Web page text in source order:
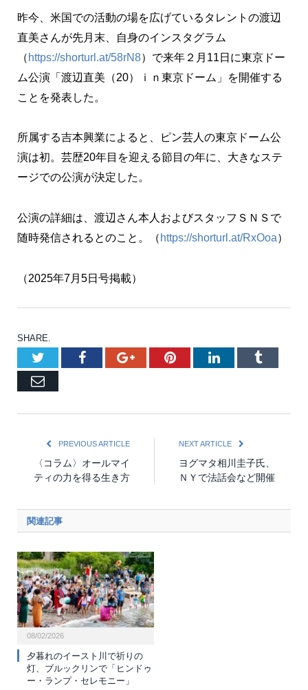
昨今、米国での活動の場を広げているタレントの渡辺
直美さんが先月末、自身のインスタグラム
（ https://shorturl.at/58rN8）で来年２月11日に東京ドー
ム公演「渡辺直美（20）ｉｎ東京ドーム」を開催する
ことを発表した。
所属する吉本興業によると、ピン芸人の東京ドーム公
演は初。芸歴20年目を迎える節目の年に、大きなステ
ージでの公演が決定した。
公演の詳細は、渡辺さん本人およびスタッフＳＮＳで
随時発信されるとのこと。（ https://shorturl.at/RxOoa）
（2025年7月5日号掲載）
SHARE.
TwitterFacebookGoogle+PinterestLinkedInTumblr
Email
PREVIOUS ARTICLE
〈コラム〉オールマイ
ティの力を得る生き方
NEXT ARTICLE
ヨグマタ相川圭子氏、
ＮＹで法話会など開催
関連記事
08/02/2026
夕暮れのイースト川で祈りの
灯、ブルックリンで「ヒンドゥ
ー・ランプ・セレモニー」